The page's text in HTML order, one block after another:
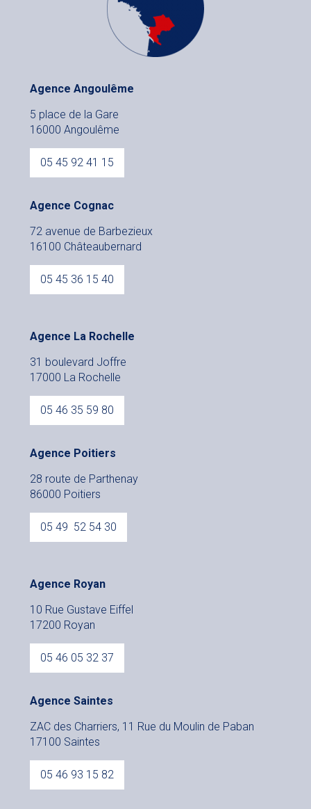
Agence Angoulême
5 place de la Gare
16000 Angoulême
05 45 92 41 15
Agence Cognac
72 avenue de Barbezieux
16100 Châteaubernard
05 45 36 15 40
Agence La Rochelle
31 boulevard Joffre
17000 La Rochelle
05 46 35 59 80
Agence Poitiers
28 route de Parthenay
86000 Poitiers
05 49 52 54 30
Agence Royan
10 Rue Gustave Eiffel
17200 Royan
05 46 05 32 37
Agence Saintes
ZAC des Charriers, 11 Rue du Moulin de Paban
17100 Saintes
05 46 93 15 82